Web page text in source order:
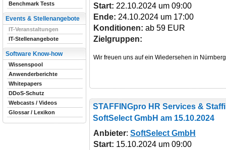
Start: 22.10.2024 um 09:00
Ende: 24.10.2024 um 17:00
Konditionen: ab 59 EUR
Zielgruppen:
STAFFINGpro HR Services &
SoftSelect GmbH am 15.10.2024
Anbieter: SoftSelect GmbH
Start: 15.10.2024 um 09:00
Benchmark Tests
Events & Stellenangebote
IT-Veranstaltungen
IT-Stellenangebote
Software Know-how
Wissenspool
Anwenderberichte
Whitepapers
DDoS-Schutz
Webcasts / Videos
Glossar / Lexikon